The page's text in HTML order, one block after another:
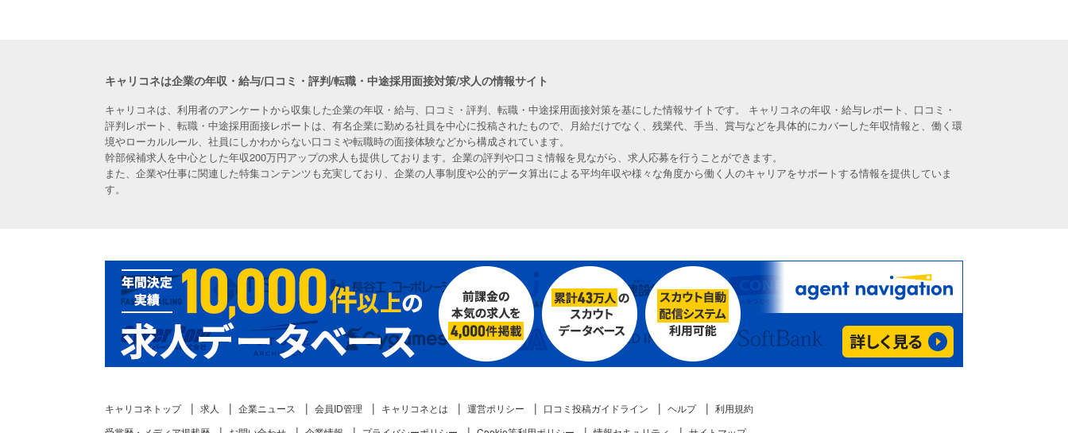
キャリコネは企業の年収・給与/口コミ・評判/転職・中途採用面接対策/求人の情報サイト
キャリコネは、利用者のアンケートから収集した企業の年収・給与、口コミ・評判、転職・中途採用面接対策を基にした情報サイトです。 キャリコネの年収・給与レポート、口コミ・
評判レポート、転職・中途採用面接レポートは、有名企業に勤める社員を中心に投稿されたもので、月給だけでなく、残業代、手当、賞与などを具体的にカバーした年収情報と、働く環
境やローカルルール、社員にしかわからない口コミや転職時の面接体験などから構成されています。
幹部候補求人を中心とした年収200万円アップの求人も提供しております。企業の評判や口コミ情報を見ながら、求人応募を行うことができます。
また、企業や仕事に関連した特集コンテンツも充実しており、企業の人事制度や公的データ算出による平均年収や様々な角度から働く人のキャリアをサポートする情報を提供していま
す。
キャリコネトップ 求人 企業ニュース 会員ID管理 キャリコネとは 運営ポリシー 口コミ投稿ガイドライン ヘルプ
利用規約